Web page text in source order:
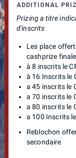
ADDITIONAL
Prizing a titre
d'inscrits
Les place
cashprize
à 8 inscrits le
à 16 Inscrits le
a 45 inscrits le
a 70 inscrits le
a 80 inscrits le
a 100 Inscrits
Reblochon
secondaire